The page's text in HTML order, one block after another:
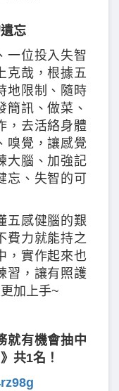
忘
一位投入失智
克哉，根據五
地限制、隨時
簡訊、做菜、
，去活絡身體
嗅覺，讓感覺
大腦、加強記
忘、失智的可
五感健腦的艱
費力就能持之
，實作起來也
習，讓有照護
加上手~
就有機會抽中
共1名！